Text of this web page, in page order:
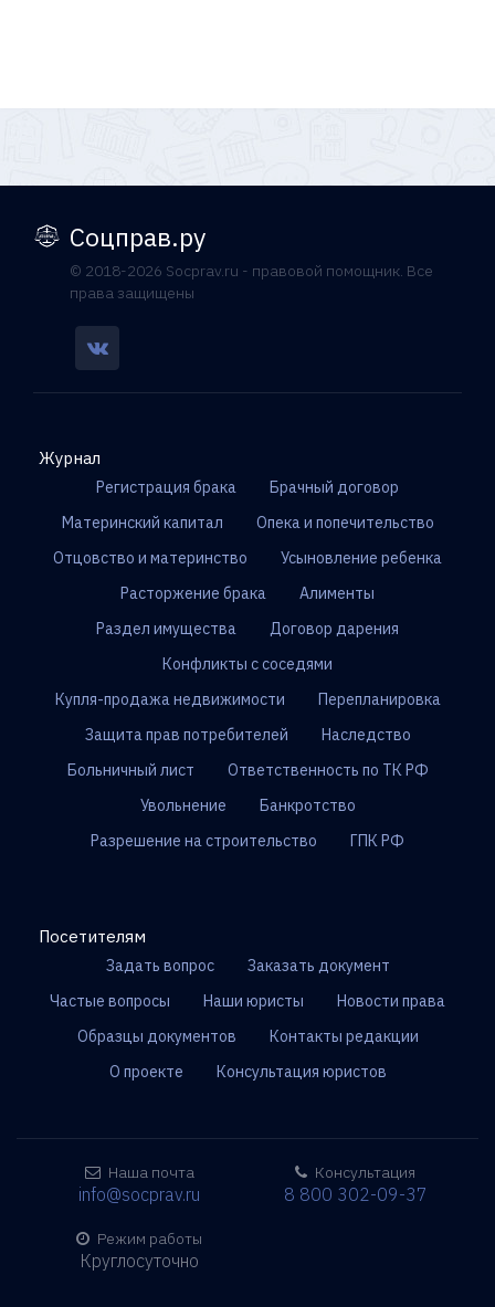
Соцправ.ру
© 2018-2026 Socprav.ru - правовой помощник. Все
права защищены
Журнал
Регистрация брака
Брачный договор
Материнский капитал
Опека и попечительство
Отцовство и материнство
Усыновление ребенка
Расторжение брака
Алименты
Раздел имущества
Договор дарения
Конфликты с соседями
Купля-продажа недвижимости
Перепланировка
Защита прав потребителей
Наследство
Больничный лист
Ответственность по ТК РФ
Увольнение
Банкротство
Разрешение на строительство
ГПК РФ
Посетителям
Задать вопрос
Заказать документ
Частые вопросы
Наши юристы
Новости права
Образцы документов
Контакты редакции
О проекте
Консультация юристов
Наша почта
info@socprav.ru
Режим работы
Круглосуточно
Консультация
8 800 302-09-37